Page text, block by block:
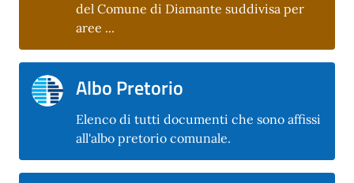
del Comune di Diamante suddivisa per
aree ...
Albo Pretorio
Elenco di tutti documenti che sono affissi
all'albo pretorio comunale.